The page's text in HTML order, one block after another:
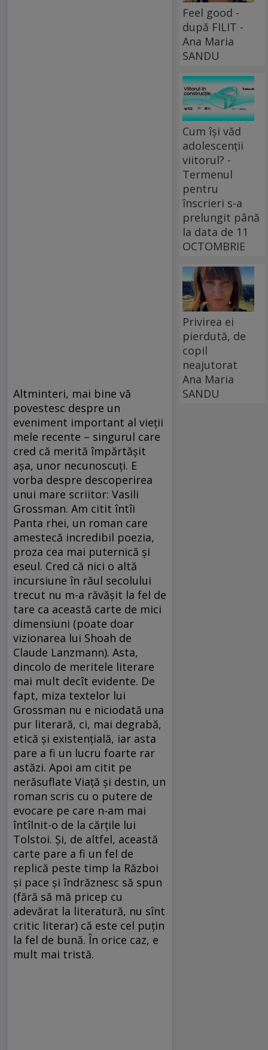
Altminteri, mai bine vă
povestesc despre un
eveniment important al vieţii
mele recente – singurul care
cred că merită împărtăşit
aşa, unor necunoscuţi. E
vorba despre descoperirea
unui mare scriitor: Vasili
Grossman. Am citit întîi
Panta rhei, un roman care
amestecă incredibil poezia,
proza cea mai puternică şi
eseul. Cred că nici o altă
incursiune în răul secolului
trecut nu m-a răvăşit la fel de
tare ca această carte de mici
dimensiuni (poate doar
vizionarea lui Shoah de
Claude Lanzmann). Asta,
dincolo de meritele literare
mai mult decît evidente. De
fapt, miza textelor lui
Grossman nu e niciodată una
pur literară, ci, mai degrabă,
etică şi existenţială, iar asta
pare a fi un lucru foarte rar
astăzi. Apoi am citit pe
nerăsuflate Viaţă şi destin, un
roman scris cu o putere de
evocare pe care n-am mai
întîlnit-o de la cărţile lui
Tolstoi. Şi, de altfel, această
carte pare a fi un fel de
replică peste timp la Război
şi pace şi îndrăznesc să spun
(fără să mă pricep cu
adevărat la literatură, nu sînt
critic literar) că este cel puţin
la fel de bună. În orice caz, e
mult mai tristă.
Feel good -
după FILIT -
Ana Maria
SANDU
Cum își văd
adolescenții
viitorul? -
Termenul
pentru
înscrieri s-a
prelungit până
la data de 11
OCTOMBRIE
Privirea ei
pierdută, de
copil
neajutorat
Ana Maria
SANDU